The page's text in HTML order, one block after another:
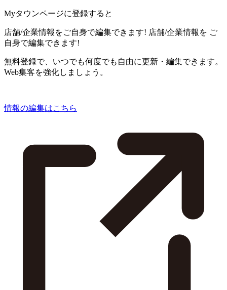
Myタウンページに登録すると
店舗/企業情報をご自身で編集できます! 店舗/企業情報を ご
自身で編集できます!
無料登録で、いつでも何度でも自由に更新・編集できます。
Web集客を強化しましょう。
情報の編集はこちら